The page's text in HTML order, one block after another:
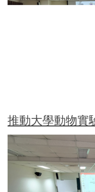
推動大學動物實